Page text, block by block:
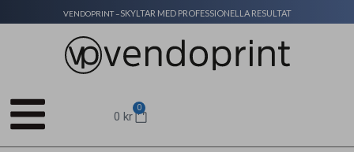
VENDOPRINT –SKYLTAR MED PROFESSIONELLA RESULTAT
0kr
0